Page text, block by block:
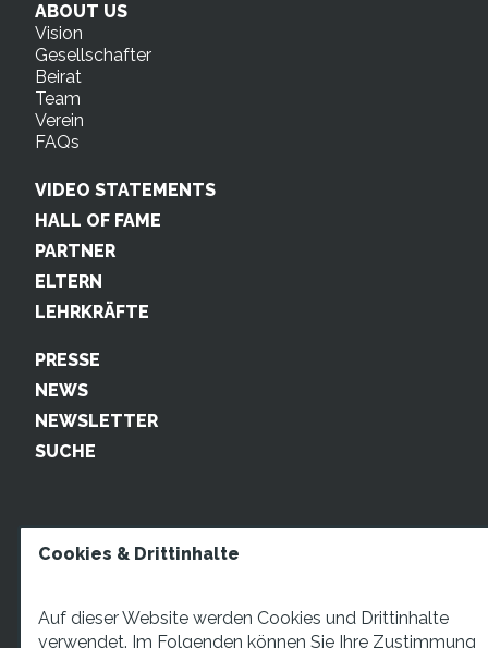
ABOUT US
Vision
Gesellschafter
Beirat
Team
Verein
FAQs
VIDEO STATEMENTS
HALL OF FAME
PARTNER
ELTERN
LEHRKRÄFTE
PRESSE
NEWS
NEWSLETTER
SUCHE
Cookies & Drittinhalte
Auf dieser Website werden Cookies und Drittinhalte
verwendet. Im Folgenden können Sie Ihre Zustimmung